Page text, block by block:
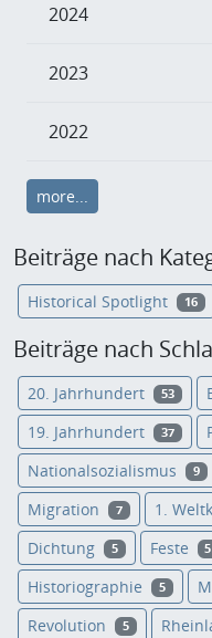
2024
2023
2022
more...
Beiträge nach
Historical Spotlight 16
Beiträge nach
20. Jahrhundert 53
19. Jahrhundert 37
Nationalsozialismus 9
Migration 7 1.
Dichtung 5 Feste 5
Historiographie 5
Revolution 5